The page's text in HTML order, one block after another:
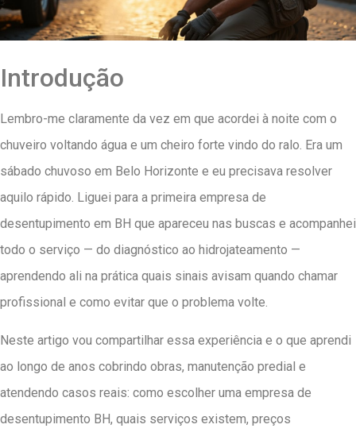
Introdução
Lembro-me claramente da vez em que acordei à noite com o
chuveiro voltando água e um cheiro forte vindo do ralo. Era um
sábado chuvoso em Belo Horizonte e eu precisava resolver
aquilo rápido. Liguei para a primeira empresa de
desentupimento em BH que apareceu nas buscas e acompanhei
todo o serviço — do diagnóstico ao hidrojateamento —
aprendendo ali na prática quais sinais avisam quando chamar
profissional e como evitar que o problema volte.
Neste artigo vou compartilhar essa experiência e o que aprendi
ao longo de anos cobrindo obras, manutenção predial e
atendendo casos reais: como escolher uma empresa de
desentupimento BH, quais serviços existem, preços